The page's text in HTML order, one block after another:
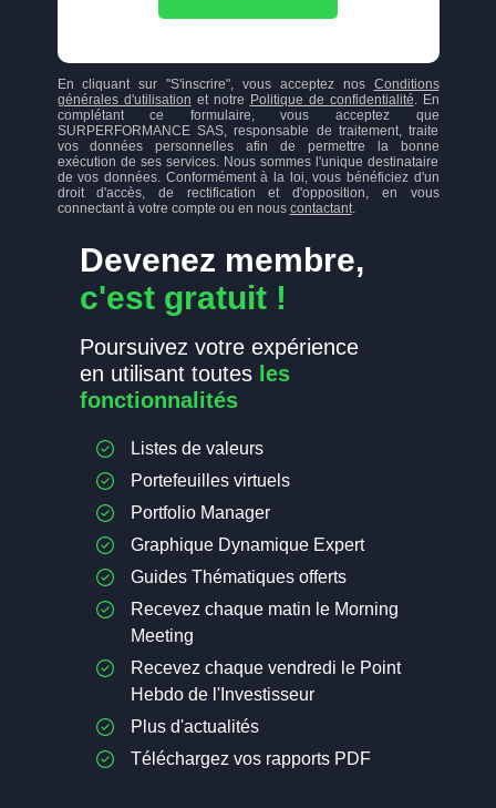
Devenez membre,
c'est gratuit !
Poursuivez votre expérience
en utilisant toutes les
fonctionnalités
Listes de valeurs
Portefeuilles virtuels
Portfolio Manager
Graphique Dynamique Expert
Guides Thématiques offerts
Recevez chaque matin le Morning
Meeting
Recevez chaque vendredi le Point
Hebdo de l'Investisseur
Plus d'actualités
Téléchargez vos rapports PDF
En cliquant sur "S'inscrire", vous acceptez nos Conditions
générales d'utilisation et notre Politique de confidentialité. En
complétant ce formulaire, vous acceptez que
SURPERFORMANCE SAS, responsable de traitement, traite
vos données personnelles afin de permettre la bonne
exécution de ses services. Nous sommes l'unique destinataire
de vos données. Conformément à la loi, vous bénéficiez d'un
droit d'accès, de rectification et d'opposition, en vous
connectant à votre compte ou en nous contactant.